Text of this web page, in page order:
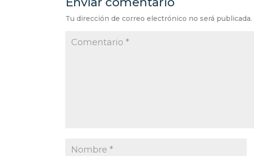
Tu dirección de correo electrónico no será publicada.